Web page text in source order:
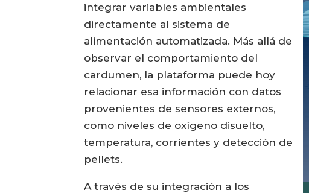
integrar variables ambientales
directamente al sistema de
alimentación automatizada. Más allá de
observar el comportamiento del
cardumen, la plataforma puede hoy
relacionar esa información con datos
provenientes de sensores externos,
como niveles de oxígeno disuelto,
temperatura, corrientes y detección de
pellets.
A través de su integración a los